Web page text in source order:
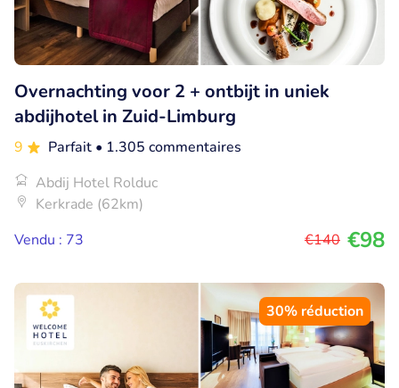
Overnachting voor 2 + ontbijt in uniek
abdijhotel in Zuid-Limburg
9 Parfait • 1.305 commentaires
Abdij Hotel Rolduc
Kerkrade (62km)
Vendu : 73
€140 €98
30% réduction